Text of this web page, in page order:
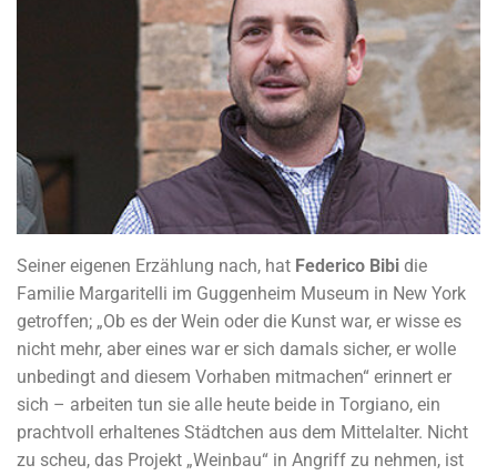
Seiner eigenen Erzählung nach, hat Federico Bibi die
Familie Margaritelli im Guggenheim Museum in New York
getroffen; „Ob es der Wein oder die Kunst war, er wisse es
nicht mehr, aber eines war er sich damals sicher, er wolle
unbedingt and diesem Vorhaben mitmachen“ erinnert er
sich – arbeiten tun sie alle heute beide in Torgiano, ein
prachtvoll erhaltenes Städtchen aus dem Mittelalter. Nicht
zu scheu, das Projekt „Weinbau“ in Angriff zu nehmen, ist